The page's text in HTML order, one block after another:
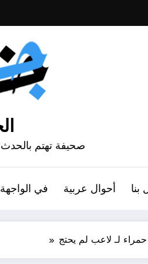
صحيفة تهتم بالحدث
بنا أحوال عربية في الواجهة
لـ لاعب لم يحتج